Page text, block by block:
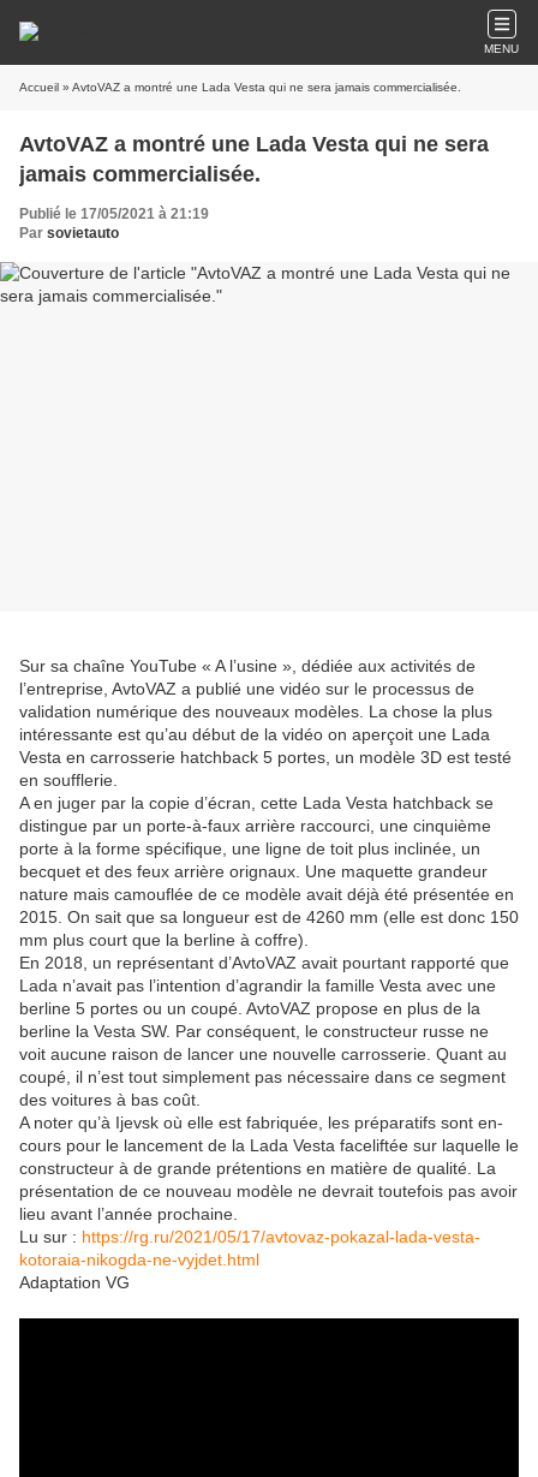
MENU
Accueil » AvtoVAZ a montré une Lada Vesta qui ne sera jamais commercialisée.
AvtoVAZ a montré une Lada Vesta qui ne sera
jamais commercialisée.
Publié le 17/05/2021 à 21:19
Par sovietauto
Sur sa chaîne YouTube « A l’usine », dédiée aux activités de
l’entreprise, AvtoVAZ a publié une vidéo sur le processus de
validation numérique des nouveaux modèles. La chose la plus
intéressante est qu’au début de la vidéo on aperçoit une Lada
Vesta en carrosserie hatchback 5 portes, un modèle 3D est testé
en soufflerie.
A en juger par la copie d’écran, cette Lada Vesta hatchback se
distingue par un porte-à-faux arrière raccourci, une cinquième
porte à la forme spécifique, une ligne de toit plus inclinée, un
becquet et des feux arrière orignaux. Une maquette grandeur
nature mais camouflée de ce modèle avait déjà été présentée en
2015. On sait que sa longueur est de 4260 mm (elle est donc 150
mm plus court que la berline à coffre).
En 2018, un représentant d’AvtoVAZ avait pourtant rapporté que
Lada n’avait pas l’intention d’agrandir la famille Vesta avec une
berline 5 portes ou un coupé. AvtoVAZ propose en plus de la
berline la Vesta SW. Par conséquent, le constructeur russe ne
voit aucune raison de lancer une nouvelle carrosserie. Quant au
coupé, il n’est tout simplement pas nécessaire dans ce segment
des voitures à bas coût.
A noter qu’à Ijevsk où elle est fabriquée, les préparatifs sont en-
cours pour le lancement de la Lada Vesta faceliftée sur laquelle le
constructeur à de grande prétentions en matière de qualité. La
présentation de ce nouveau modèle ne devrait toutefois pas avoir
lieu avant l’année prochaine.
Lu sur : https://rg.ru/2021/05/17/avtovaz-pokazal-lada-vesta-
kotoraia-nikogda-ne-vyjdet.html
Adaptation VG